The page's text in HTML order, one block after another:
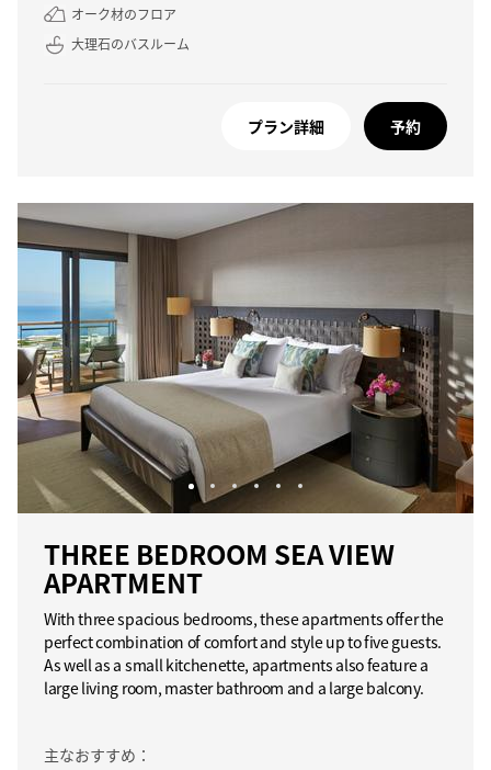
オーク材のフロア
大理石のバスルーム
プラン詳細 予約
THREE BEDROOM SEA VIEW
APARTMENT
With three spacious bedrooms, these apartments offer the
perfect combination of comfort and style up to five guests.
As well as a small kitchenette, apartments also feature a
large living room, master bathroom and a large balcony.
主なおすすめ：